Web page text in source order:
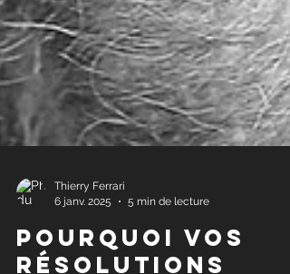
6 janv. 2025
5 min de lecture
Pourquoi vos